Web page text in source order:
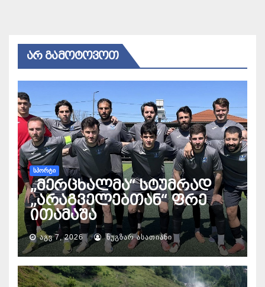
ᲐᲠ ᲒᲐᲛᲝᲢᲝᲕᲝᲗ
ᲡᲞᲝᲠᲢᲘ
„მერცხალმა“ სტუმრად
„არაგველებთან“ ფრე
ითამაშა
ᲐᲒᲕ 7, 2026 ᲜᲣᲒᲖᲐᲠ ᲐᲡᲐᲗᲘᲐᲜᲘ